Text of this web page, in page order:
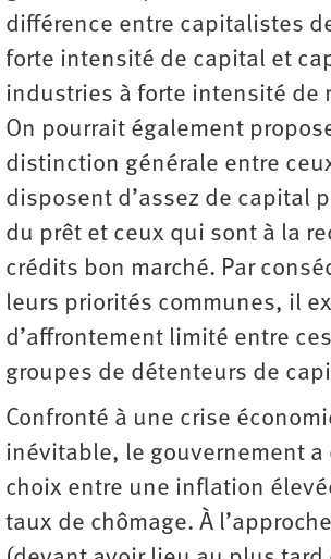
différence entre capitalistes
forte intensité de capital et
industries à forte intensité de
On pourrait également
distinction générale entre
disposent d’assez de capital
du prêt et ceux qui sont à la
crédits bon marché. Par
leurs priorités communes, il
d’affrontement limité entre
groupes de détenteurs de
Confronté à une crise
inévitable, le gouvernement a
choix entre une inflation
taux de chômage. À